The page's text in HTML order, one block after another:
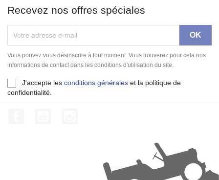
Recevez nos offres spéciales
Vous pouvez vous désinscrire à tout moment. Vous trouverez pour cela nos
informations de contact dans les conditions d'utilisation du site.
J'accepte les conditions générales et la politique de
confidentialité.